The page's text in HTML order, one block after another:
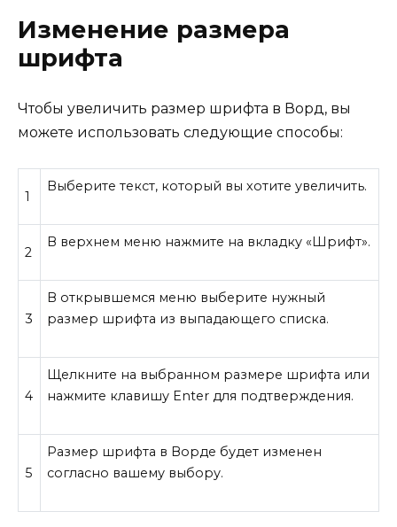
Изменение размера
шрифта
Чтобы увеличить размер шрифта в Ворд, вы
можете использовать следующие способы:
1
Выберите текст, который вы хотите увеличить.
2
В верхнем меню нажмите на вкладку «Шрифт».
3
В открывшемся меню выберите нужный
размер шрифта из выпадающего списка.
4
Щелкните на выбранном размере шрифта или
нажмите клавишу Enter для подтверждения.
5
Размер шрифта в Ворде будет изменен
согласно вашему выбору.